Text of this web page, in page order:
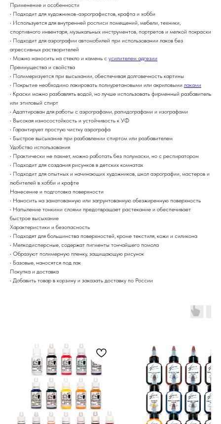
Применение и особенности
• Подходит для художников-аэрографистов, крафта и хобби
• Используется для внутренней росписи помещений, мебели, техники,
спортивного инвентаря, музыкальных инструментов, портретов и мелкой покраски
• Подходит для аэрографии автомобилей при использовании лаков без
агрессивных растворителей
• Можно наносить на стекло и камень с усилителем адгезии
Преимущества и свойства
• Полимеризуется при высыхании, обеспечивая долговечность картины
• Покрытие необходимо лакировать полиуретановыми или акриловыми лаками
• Краски можно разбавлять водой, но лучше использовать фирменный разбавитель
или этиловый спирт
• Адаптирован для работы с аэрографами, рапидографами и изографами
• Высокая износостойкость и устойчивость к УФ
• Гарантирует простую чистку аэрографа
• Быстрое высыхание при разбавлении спиртом или разбавителем
Удобство использования
• Практически не пахнет, можно работать без полумаски, но с респиратором
• Подходит для создания рисунков в детских комнатах
• Подходит для опытных и начинающих художников, школ аэрографии, мастеров и
любителей в хобби и крафте
Нанесение и подготовка поверхности
• Наносить на заматованную или загрунтованную обезжиренную поверхность
• Напыление тонкими слоями предотвращает растекание и обеспечивает
быстрое высыхание
Характеристики и безопасность
• Подходят для большинства поверхностей, кроме текстиля, кожи и силикона
• Мелкодисперсные, содержат пигменты тончайшего помола
• Образуют полимерную пленку, защищающую рисунок
• Базовые, наносятся под лак
Покупка и доставка
• Добавить товар в корзину и заказать доставку по России